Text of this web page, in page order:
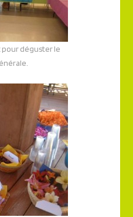
pour déguster le